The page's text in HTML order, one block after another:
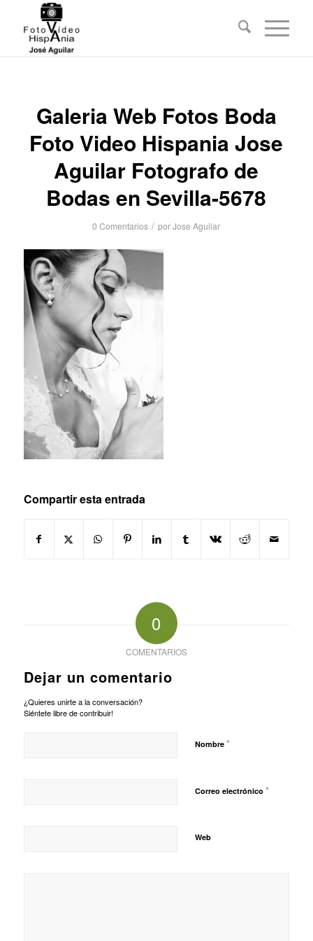
Galeria Web Fotos Boda
Foto Video Hispania Jose
Aguilar Fotografo de
Bodas en Sevilla-5678
0 Comentarios / porJose Aguilar
Compartir esta entrada
0
COMENTARIOS
Dejar un comentario
¿Quieres unirte a la conversación?
Siéntete libre de contribuir!
Nombre *
Correo electrónico *
Web